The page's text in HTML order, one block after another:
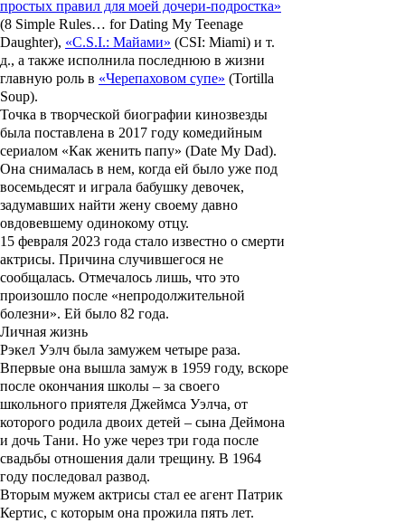
простых правил для моей дочери-подростка»
(8 Simple Rules… for Dating My Teenage
Daughter), «C.S.I.: Майами» (CSI: Miami) и т.
д., а также исполнила последнюю в жизни
главную роль в «Черепаховом супе» (Tortilla
Soup).
Точка в творческой биографии кинозвезды
была поставлена в 2017 году комедийным
сериалом «Как женить папу» (Date My Dad).
Она снималась в нем, когда ей было уже под
восемьдесят и играла бабушку девочек,
задумавших найти жену своему давно
овдовевшему одинокому отцу.
15 февраля 2023 года стало известно о смерти
актрисы. Причина случившегося не
сообщалась. Отмечалось лишь, что это
произошло после «непродолжительной
болезни». Ей было 82 года.
Личная жизнь
Рэкел Уэлч была замужем четыре раза.
Впервые она вышла замуж в 1959 году, вскоре
после окончания школы – за своего
школьного приятеля Джеймса Уэлча, от
которого родила двоих детей – сына Деймона
и дочь Тани. Но уже через три года после
свадьбы отношения дали трещину. В 1964
году последовал развод.
Вторым мужем актрисы стал ее агент Патрик
Кертис, с которым она прожила пять лет.